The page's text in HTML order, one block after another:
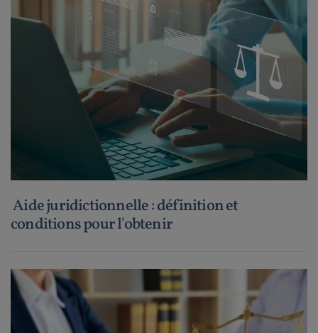
Aide juridictionnelle : définition et
conditions pour l'obtenir